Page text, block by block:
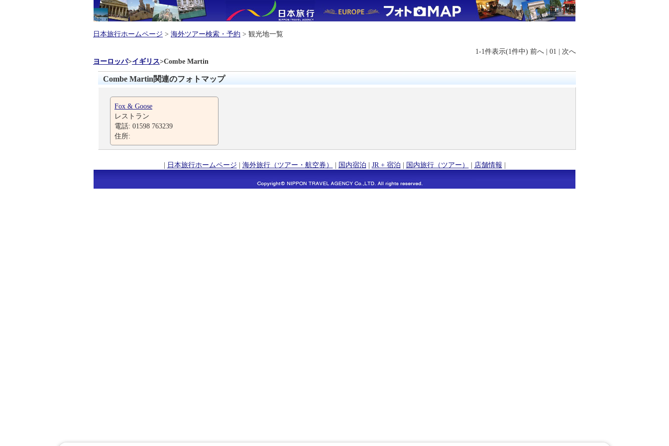
日本旅行ホームページ > 海外ツアー検索・予約 > 観光地一覧
1-1件表示(1件中) 前へ | 01 | 次へ
ヨーロッパ>イギリス>Combe Martin
Combe Martin関連のフォトマップ
Fox & Goose
レストラン
電話: 01598 763239
住所:
| 日本旅行ホームページ | 海外旅行（ツアー・航空券） | 国内宿泊 | JR + 宿泊 | 国内旅行（ツアー） | 店舗情報 |